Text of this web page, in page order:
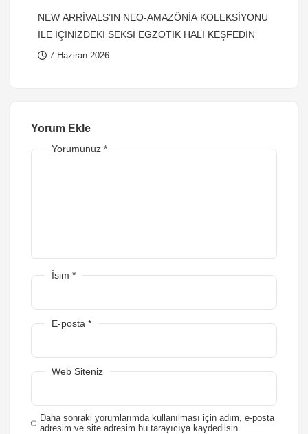
NEW ARRİVALS’IN NEO-AMAZÔNİA KOLEKSİYONU
İLE İÇİNİZDEKİ SEKSİ EGZOTİK HALİ KEŞFEDİN
7 Haziran 2026
Yorum Ekle
Yorumunuz *
İsim *
E-posta *
Web Siteniz
Daha sonraki yorumlarımda kullanılması için adım, e-posta
adresim ve site adresim bu tarayıcıya kaydedilsin.